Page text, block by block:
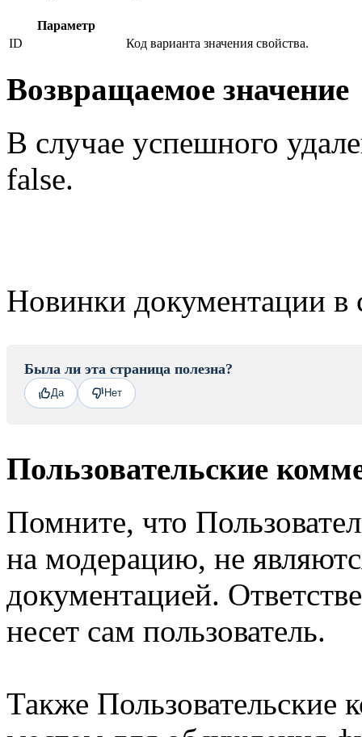
Параметр
ID
Код варианта значения свойства.
Возвращаемое значение
В случае успешного
false.
Новинки документации в
Была ли эта страница полезна?
Да Нет
Пользовательские
Помните, что
на модерацию, не
документацией.
несет сам пользователь.
Также Пользовательские